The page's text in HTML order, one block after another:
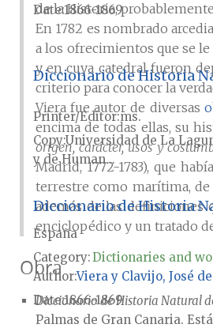
de la Historia,
En 1782 es nombrado
a los ofrecimientos que se le
y en cuya catedral fueron
criterio para conocer la
Viera fue autor de diversas
encima de todas ellas, su
origen, carácter, usos y
Madrid, 1772-1783), que
terrestre como marítima,
además de las definiciones
enciclopédico y un tratado
Obra
Diccionario de Historia Natural
Palmas de Gran Canaria.
Date1866-1869
Diccionario de Historia
Printer/Editor ms.
CopyUniversidad de La
y de Human...
Diccionario de Historia
España
Category:Dictionaries and
AuthorViera y Clavijo, José de
Date1866-1869